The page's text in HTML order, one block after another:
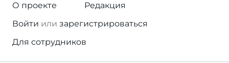
О проекте
Редакция
Войти или зарегистрироваться
Для сотрудников